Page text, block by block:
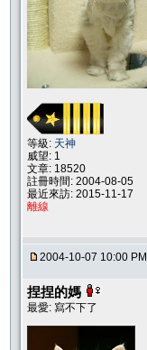
等級: 天神
威望: 1
文章: 18520
註冊時間: 2004-08-05
最近來訪: 2015-11-17
離線
2004-10-07 10:00 PM
捏捏的媽
最愛: 寫不下了